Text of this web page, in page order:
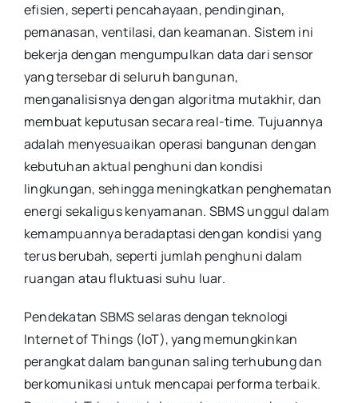
efisien, seperti pencahayaan, pendinginan,
pemanasan, ventilasi, dan keamanan. Sistem ini
bekerja dengan mengumpulkan data dari sensor
yang tersebar di seluruh bangunan,
menganalisisnya dengan algoritma mutakhir, dan
membuat keputusan secara real-time. Tujuannya
adalah menyesuaikan operasi bangunan dengan
kebutuhan aktual penghuni dan kondisi
lingkungan, sehingga meningkatkan penghematan
energi sekaligus kenyamanan. SBMS unggul dalam
kemampuannya beradaptasi dengan kondisi yang
terus berubah, seperti jumlah penghuni dalam
ruangan atau fluktuasi suhu luar.
Pendekatan SBMS selaras dengan teknologi
Internet of Things (IoT), yang memungkinkan
perangkat dalam bangunan saling terhubung dan
berkomunikasi untuk mencapai performa terbaik.